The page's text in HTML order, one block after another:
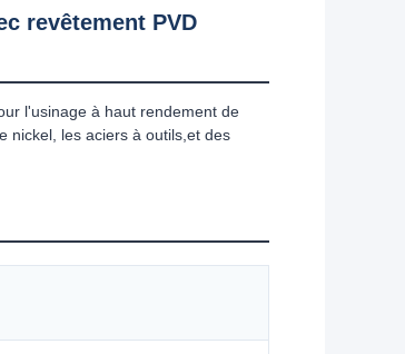
revêtement PVD
l'usinage à haut rendement de
nickel, les aciers à outils,et des